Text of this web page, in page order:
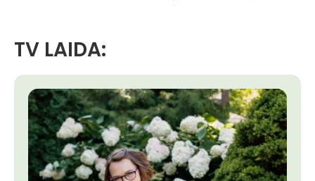
TV LAIDA: